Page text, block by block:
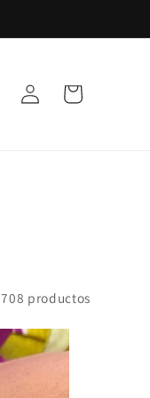
Iniciar
sesión
Carrito
708 productos